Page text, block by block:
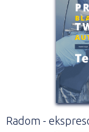
Radom -